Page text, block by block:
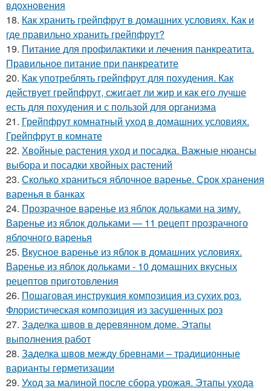
вдохновения
18. Как хранить грейпфрут в домашних условиях. Как и
где правильно хранить грейпфрут?
19. Питание для профилактики и лечения панкреатита.
Правильное питание при панкреатите
20. Как употреблять грейпфрут для похудения. Как
действует грейпфрут, сжигает ли жир и как его лучше
есть для похудения и с пользой для организма
21. Грейпфрут комнатный уход в домашних условиях.
Грейпфрут в комнате
22. Хвойные растения уход и посадка. Важные нюансы
выбора и посадки хвойных растений
23. Сколько храниться яблочное варенье. Срок хранения
варенья в банках
24. Прозрачное варенье из яблок дольками на зиму.
Варенье из яблок дольками — 11 рецепт прозрачного
яблочного варенья
25. Вкусное варенье из яблок в домашних условиях.
Варенье из яблок дольками - 10 домашних вкусных
рецептов приготовления
26. Пошаговая инструкция композиция из сухих роз.
Флористическая композиция из засушенных роз
27. Заделка швов в деревянном доме. Этапы
выполнения работ
28. Заделка швов между бревнами – традиционные
варианты герметизации
29. Уход за малиной после сбора урожая. Этапы ухода